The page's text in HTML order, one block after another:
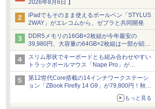
2026年8月6日 】
iPadでもそのまま使えるボールペン「STYLUS
2WAY」がエレコムから、ゼブラと共同開発
DDR5メモリの16GB×2枚組が今年最安の
39,980円、大容量の64GB×2枚組は一部が続騰
[8月前半のメモリ価格]
スリム形状でキーボードとも組み合わせやすい
トラックボールマウス「Nape Pro」が
Keychronから
第12世代Core搭載の14インチワークステーシ
ョン「ZBook Firefly 14 G9」が79,800円！秋葉
もっと見る